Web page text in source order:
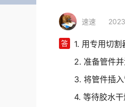
速速
答
1. 用专用切
2. 准备管件
3. 将管件插
4. 等待胶水